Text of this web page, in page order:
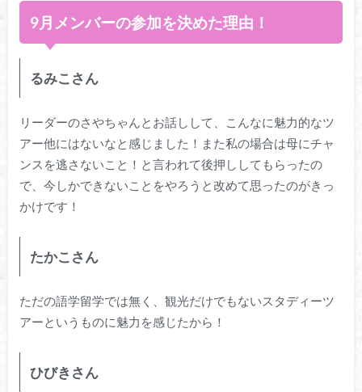
9月メンバーの参加を決めた理由！
るみこさん
リーダーのさやちゃんとお話しして、こんなに魅力的なツ
アー他にはないなと感じました！また私の場合は母にチャ
ンスを逃さないこと！と言われて後押ししてもらったの
で、今しかできないことをやろうと改めて思ったのがきっ
かけです！
たかこさん
ただの語学留学では無く、観光だけでもないスタディーツ
アーというものに魅力を感じたから！
ひびきさん